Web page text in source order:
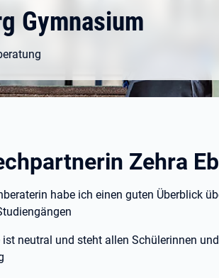
Gymnasium
Zehra
habe ich einen guten Überblick
neutral und steht allen Schülerinnen